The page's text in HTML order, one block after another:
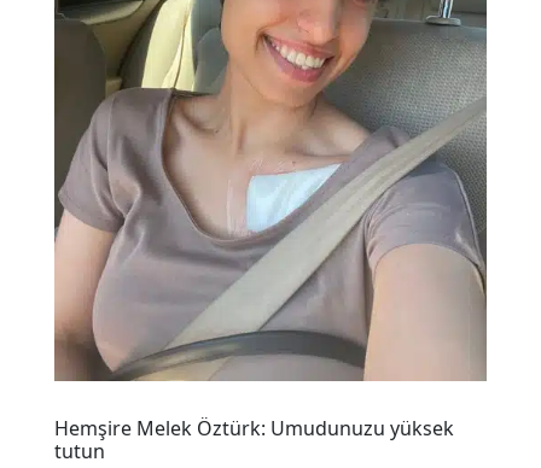
Hemşire Melek Öztürk: Umudunuzu yüksek
tutun